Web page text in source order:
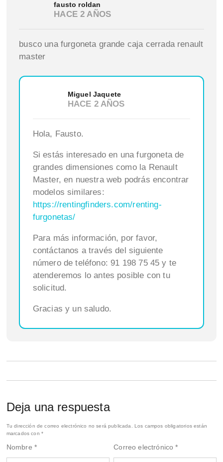
fausto roldan
HACE 2 AÑOS
busco una furgoneta grande caja cerrada renault
master
Miguel Jaquete
HACE 2 AÑOS
Hola, Fausto.
Si estás interesado en una furgoneta de
grandes dimensiones como la Renault
Master, en nuestra web podrás encontrar
modelos similares:
https://rentingfinders.com/renting-
furgonetas/
Para más información, por favor,
contáctanos a través del siguiente
número de teléfono: 91 198 75 45 y te
atenderemos lo antes posible con tu
solicitud.
Gracias y un saludo.
Deja una respuesta
Tu dirección de correo electrónico no será publicada. Los campos obligatorios están
marcados con *
Nombre * Correo electrónico*